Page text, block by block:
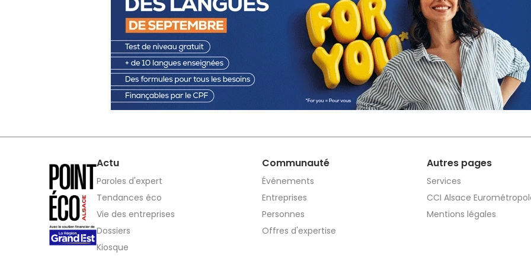
Actu
Paroles d'expert
Tendances éco
Vie des entreprises
Dossiers
Kiosque
Communauté
Événements
Entreprises
Personnes
Offres d'expertise
Autres pages
Services
CCI Alsace
Mentions légales